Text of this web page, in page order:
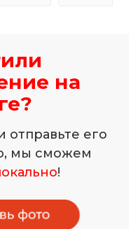
на
отправьте его
мы сможем
!